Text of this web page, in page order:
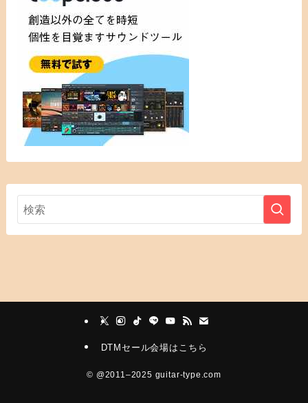
DTMセール会場はこちら
© @2011–2025 guitar-type.com